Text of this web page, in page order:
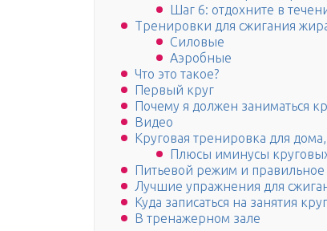
Шаг 6: отдохните в
Тренировки для сжигания
Силовые
Аэробные
Что это такое?
Первый круг
Почему я должен заниматься
Видео
Круговая тренировка для
Плюсы иминусы
Питьевой режим и правильное
Лучшие упражнения для
Куда записаться на занятия
В тренажерном зале